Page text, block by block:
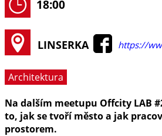
18:00
LINSERKA https://
Architektura
Na dalším meetupu Offcity LAB
to, jak se tvoří město a jak
prostorem.